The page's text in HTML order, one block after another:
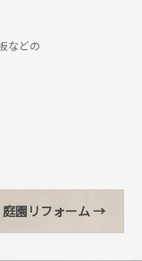
などの
庭園リフォーム →